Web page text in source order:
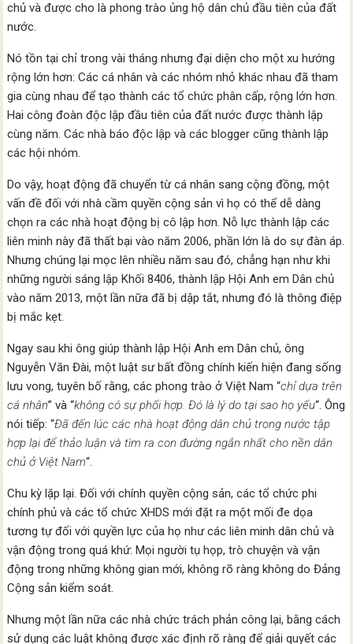
chủ và được cho là phong trào ủng hộ dân chủ đầu tiên của đất
nước.
Nó tồn tại chỉ trong vài tháng nhưng đại diện cho một xu hướng
rộng lớn hơn: Các cá nhân và các nhóm nhỏ khác nhau đã tham
gia cùng nhau để tạo thành các tổ chức phân cấp, rộng lớn hơn.
Hai công đoàn độc lập đầu tiên của đất nước được thành lập
cùng năm. Các nhà báo độc lập và các blogger cũng thành lập
các hội nhóm.
Do vậy, hoạt động đã chuyển từ cá nhân sang cộng đồng, một
vấn đề đối với nhà cầm quyền cộng sản vì họ có thể dễ dàng
chọn ra các nhà hoạt động bị cô lập hơn. Nỗ lực thành lập các
liên minh này đã thất bại vào năm 2006, phần lớn là do sự đàn áp.
Nhưng chúng lại mọc lên nhiều năm sau đó, chẳng hạn như khi
những người sáng lập Khối 8406, thành lập Hội Anh em Dân chủ
vào năm 2013, một lần nữa đã bị dập tắt, nhưng đó là thông điệp
bị mắc kẹt.
Ngay sau khi ông giúp thành lập Hội Anh em Dân chủ, ông
Nguyễn Văn Đài, một luật sư bất đồng chính kiến hiện đang sống
lưu vong, tuyên bố rằng, các phong trào ở Việt Nam “chỉ dựa trên
cá nhân” và “không có sự phối hợp. Đó là lý do tại sao họ yếu“. Ông
nói tiếp: “Đã đến lúc các nhà hoạt động dân chủ trong nước tập
hợp lại để thảo luận và tìm ra con đường ngắn nhất cho nền dân
chủ ở Việt Nam“.
Chu kỳ lặp lại. Đối với chính quyền cộng sản, các tổ chức phi
chính phủ và các tổ chức XHDS mới đặt ra một mối đe dọa
tương tự đối với quyền lực của họ như các liên minh dân chủ và
vận động trong quá khứ: Mọi người tụ họp, trò chuyện và vận
động trong những không gian mới, không rõ ràng không do Đảng
Cộng sản kiểm soát.
Nhưng một lần nữa các nhà chức trách phản công lại, bằng cách
sử dụng các luật không được xác định rõ ràng để giải quyết các